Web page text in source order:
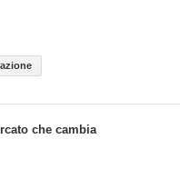
che cambia